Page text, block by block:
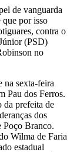
de vanguarda
que por isso
contra o
(PSD)
no
na sexta-feira
Pau dos Ferros.
da prefeita de
dos
Poço Branco.
Wilma de Faria
estadual